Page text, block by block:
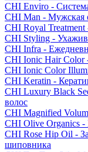
CHI Enviro -
CHI Man - Мужская
CHI Royal
CHI Styling -
CHI Infra -
CHI Ionic Hair Color
CHI Ionic Color
CHI Keratin -
CHI Luxury Black
волос
CHI Magnified
CHI Olive Organics -
CHI Rose Hip Oil -
шиповника